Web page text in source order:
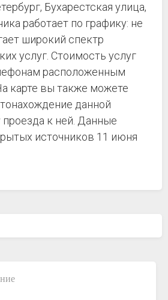
Бухарестская улица,
работает по графику: не
широкий спектр
услуг. Стоимость услуг
расположенным
карте вы также можете
данной
проезда к ней. Данные
источников 11 июня